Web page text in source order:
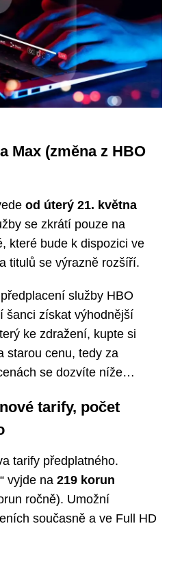
Max (změna z HBO
od úterý 21. května
se zkrátí pouze na
které bude k dispozici ve
titulů se výrazně rozšíří.
služby HBO
šanci získat výhodnější
ke zdražení, kupte si
starou cenu, tedy za
se dozvíte níže…
tarify, počet
tarify předplatného.
“ vyjde na 219 korun
ročně). Umožní
současně a ve Full HD